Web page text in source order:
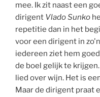
mee. Ik zit naast een
dirigent Vlado Sunko
repetitie dan in het
voor een dirigent in
iedereen ziet hem
de boel gelijk te
lied over wijn. Het is
Maar de dirigent praat